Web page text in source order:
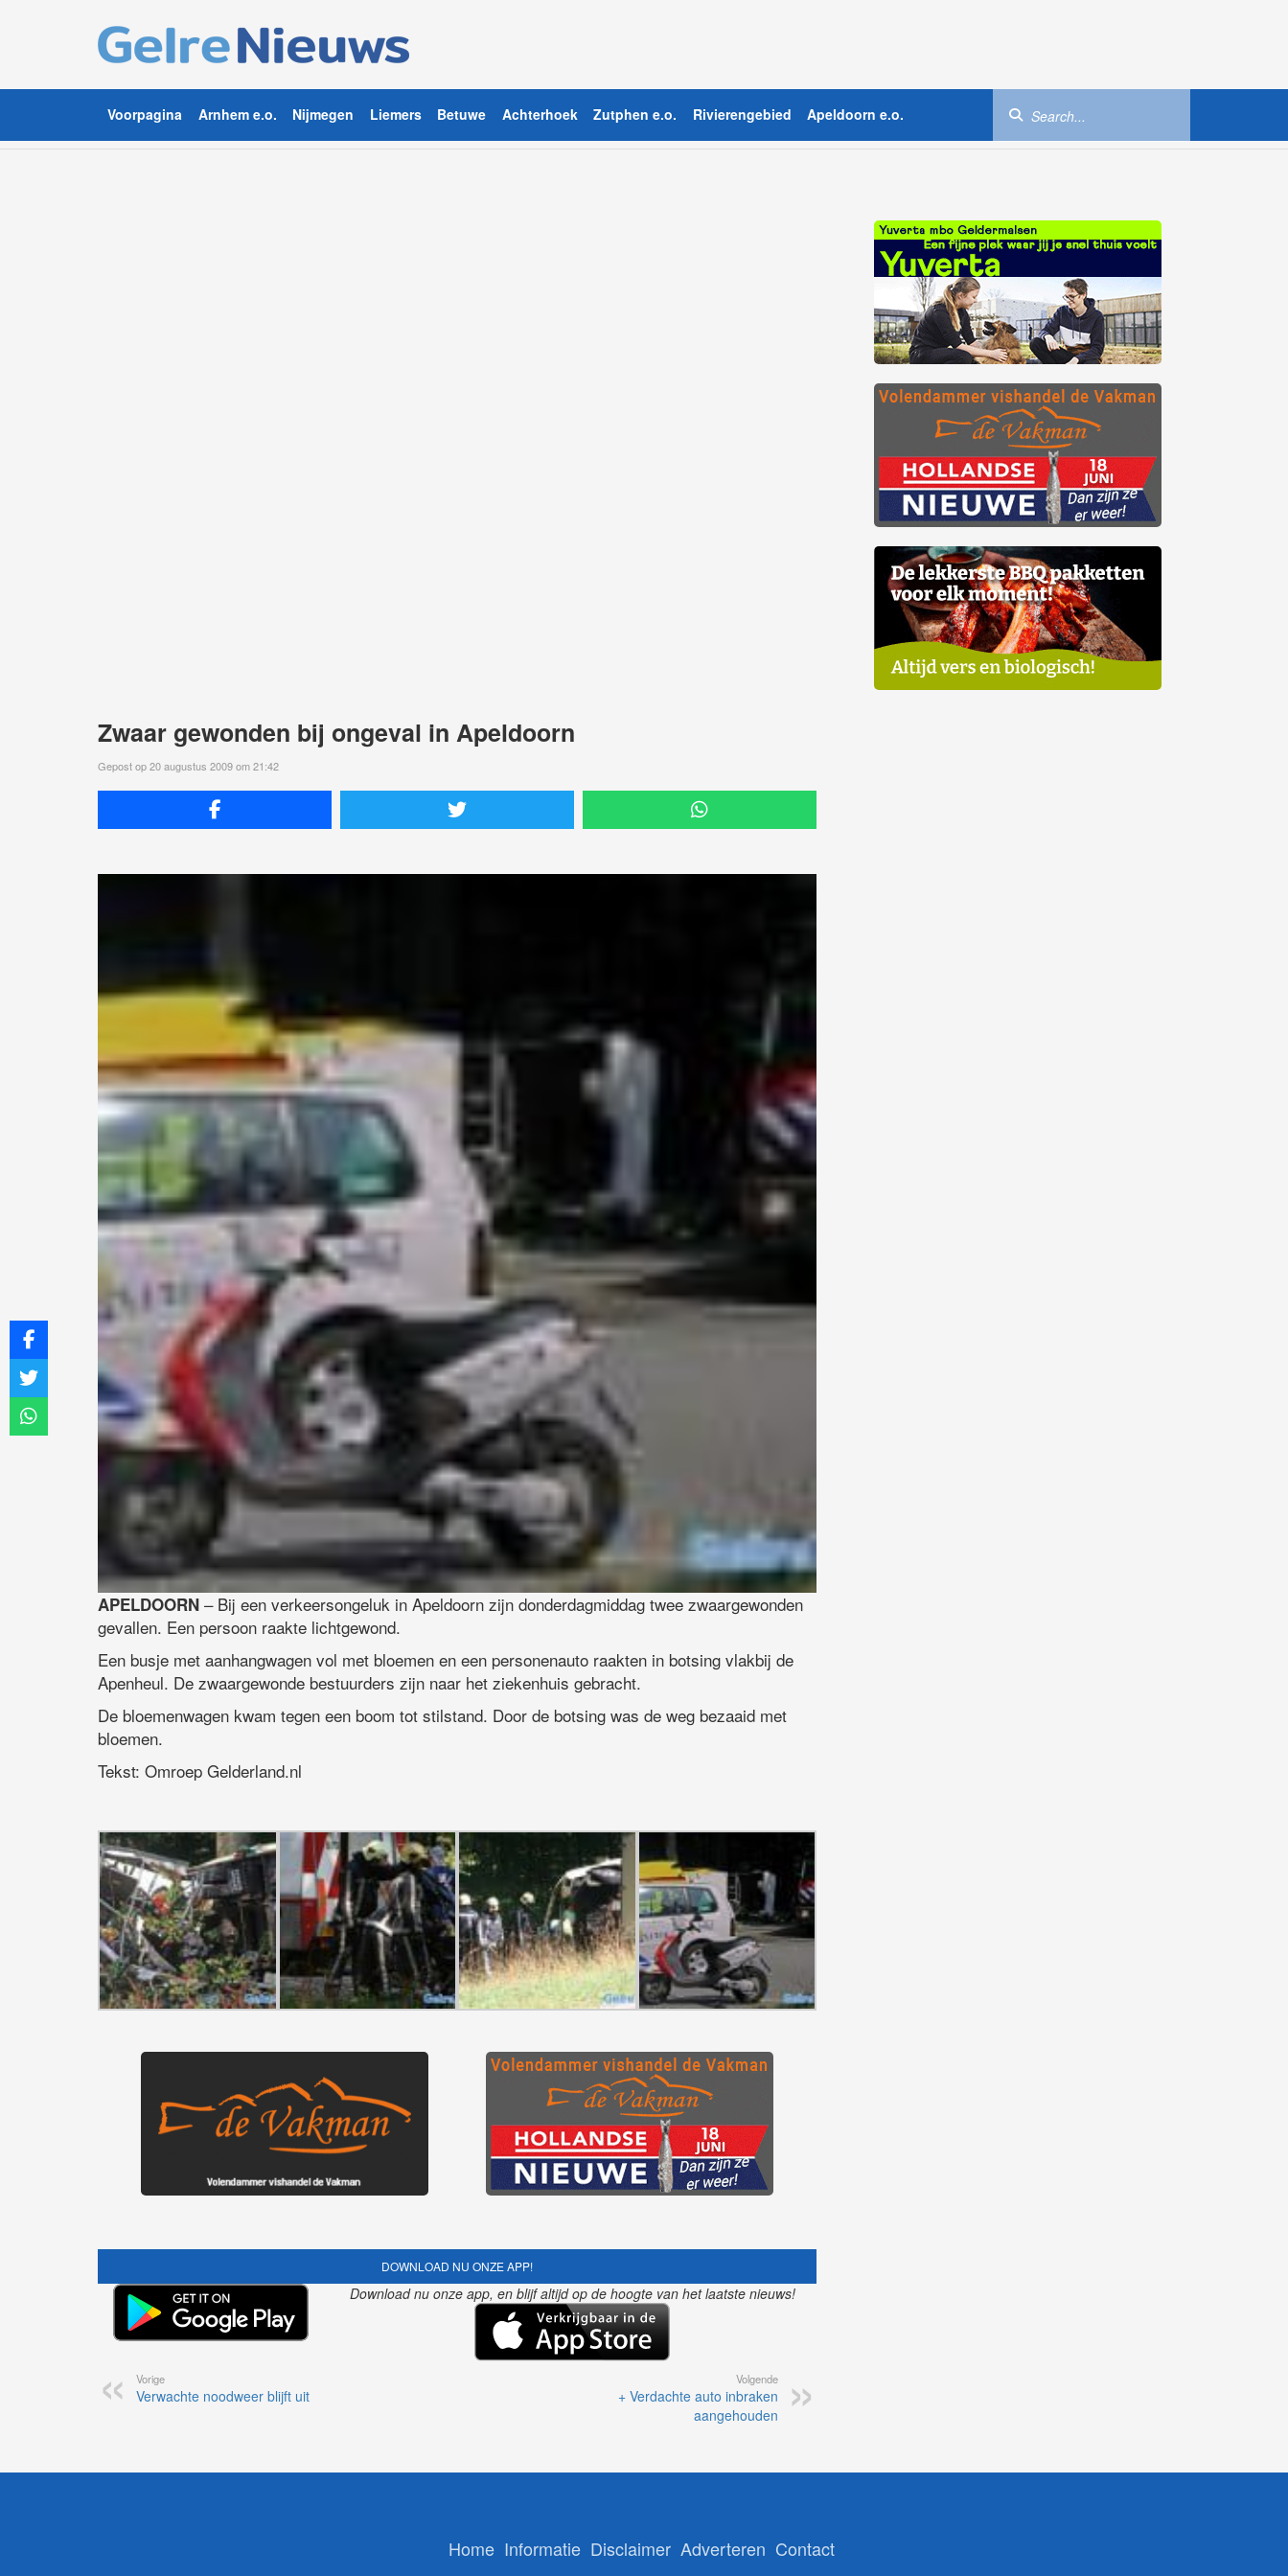
Voorpagina Arnhem e.o. Nijmegen Liemers Betuwe Achterhoek Zutphen e.o. Rivierengebied Apeldoorn e.o.
Zwaar gewonden bij ongeval in Apeldoorn
Gepost op 20 augustus 2009 om 21:42
APELDOORN – Bij een verkeersongeluk in Apeldoorn zijn donderdagmiddag twee zwaargewonden
gevallen. Een persoon raakte lichtgewond.
Een busje met aanhangwagen vol met bloemen en een personenauto raakten in botsing vlakbij de
Apenheul. De zwaargewonde bestuurders zijn naar het ziekenhuis gebracht.
De bloemenwagen kwam tegen een boom tot stilstand. Door de botsing was de weg bezaaid met
bloemen.
Tekst: Omroep Gelderland.nl
DOWNLOAD NU ONZE APP!
Download nu onze app, en blijf altijd op de hoogte van het laatste nieuws!
Vorige
Verwachte noodweer blijft uit
Volgende
+ Verdachte auto inbraken
aangehouden
Home Informatie Disclaimer Adverteren Contact